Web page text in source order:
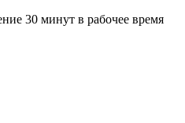
30 минут в рабочее время